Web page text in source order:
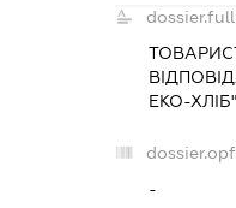
ЕКО-ХЛІБ"
-